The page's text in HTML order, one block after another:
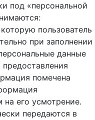
под «персональной
пользователь
при заполнении
данные
предоставления
помечена
на его усмотрение.
передаются в